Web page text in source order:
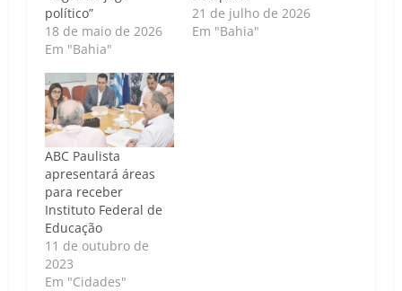
político”
18 de maio de 2026
Em "Bahia"
21 de julho de 2026
Em "Bahia"
ABC Paulista
apresentará áreas
para receber
Instituto Federal de
Educação
11 de outubro de
2023
Em "Cidades"